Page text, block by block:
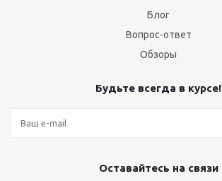
Блог
Вопрос-ответ
Обзоры
Будьте всегда в курсе!
Оставайтесь на связи